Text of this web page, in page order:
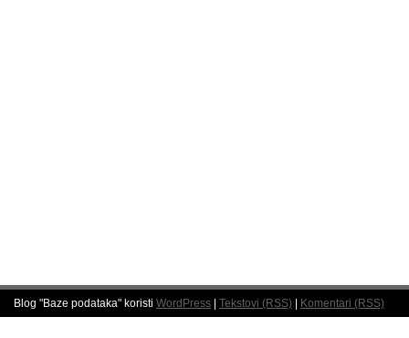
Blog "Baze podataka" koristi WordPress Tekstovi (RSS) Komentari (RSS)